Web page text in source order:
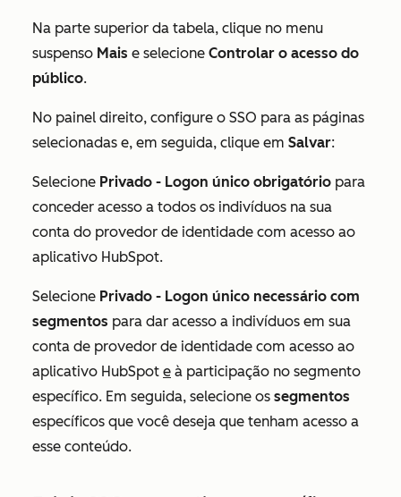
Na parte superior da tabela, clique no menu
suspenso Mais e selecione Controlar o acesso do
público.
No painel direito, configure o SSO para as páginas
selecionadas e, em seguida, clique em Salvar:
Selecione Privado - Logon único obrigatório para
conceder acesso a todos os indivíduos na sua
conta do provedor de identidade com acesso ao
aplicativo HubSpot.
Selecione Privado - Logon único necessário com
segmentos para dar acesso a indivíduos em sua
conta de provedor de identidade com acesso ao
aplicativo HubSpot e à participação no segmento
específico. Em seguida, selecione os segmentos
específicos que você deseja que tenham acesso a
esse conteúdo.